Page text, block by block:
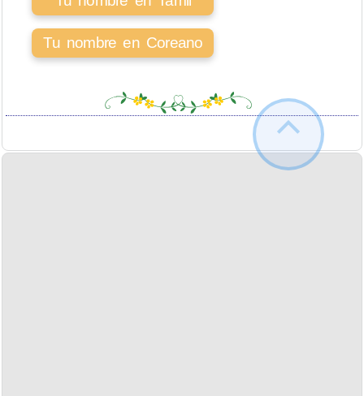
Tu nombre en Coreano